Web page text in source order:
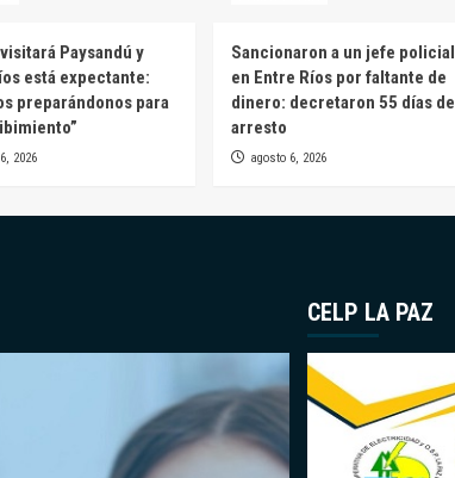
Paysandú y
está expectante:
preparándonos para
2026
Sancionaron a un jefe policial
en Entre Ríos por faltante de
dinero: decretaron 55 días de
arresto
agosto 6, 2026
CELP LA PAZ